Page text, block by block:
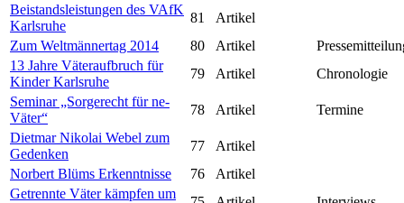
Beistandsleistungen des VAfK
Karlsruhe
81
Artikel
Zum Weltmännertag 2014
80 Artikel
13 Jahre Väteraufbruch für
Kinder Karlsruhe
79 Artikel
Chronologie
Seminar „Sorgerecht für ne-
Väter“
78 Artikel
Termine
Dietmar Nikolai Webel zum
Gedenken
77
Artikel
Norbert Blüms Erkenntnisse
76
Artikel
Getrennte Väter kämpfen um